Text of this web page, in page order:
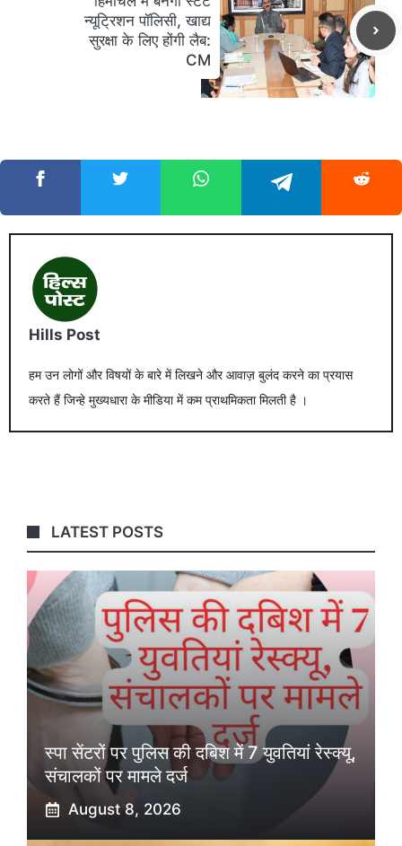
न्यूट्रिशन पॉलिसी, खाद्य
सुरक्षा के लिए होंगी लैब:
CM
Hills Post
हम उन लोगों और विषयों के बारे में लिखने और आवाज़ बुलंद करने का प्रयास
करते हैं जिन्हे मुख्यधारा के मीडिया में कम प्राथमिकता मिलती है ।
LATEST POSTS
स्पा सेंटरों पर पुलिस की दबिश में 7 युवतियां रेस्क्यू,
संचालकों पर मामले दर्ज
August 8, 2026